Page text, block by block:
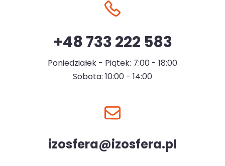
+48 733 222 583
Poniedziałek - Piątek: 7:00 - 18:00
Sobota: 10:00 - 14:00
izosfera@izosfera.pl